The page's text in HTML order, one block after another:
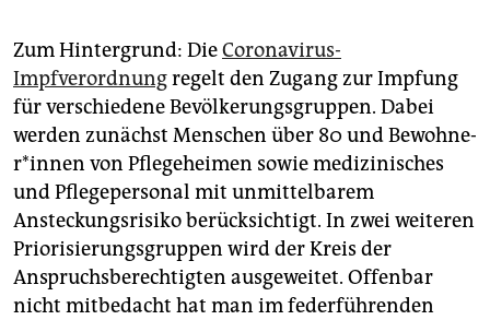
Zum Hintergrund: DieCoronavirus-
Impfverordnungregelt den Zugang zur Impfung
für verschiedene Bevölkerungsgruppen. Dabei
werden zunächst Menschen über 80 und Be­­woh­­ne­
r*in­nen von Pflegeheimen sowie medizinisches
und Pflegepersonal mit unmittelbarem
Ansteckungsrisiko berücksichtigt. In zwei weiteren
Priorisierungsgruppen wird der Kreis der
Anspruchsberechtigten ausgeweitet. Offenbar
nicht mitbedacht hat man im federführenden